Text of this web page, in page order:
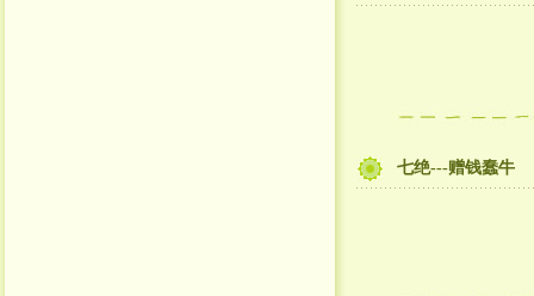
七绝---赠钱蠢牛